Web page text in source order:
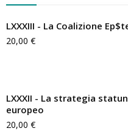
LXXXIII - La Coalizione
20,00 €
LXXXII - La strategia
europeo
20,00 €